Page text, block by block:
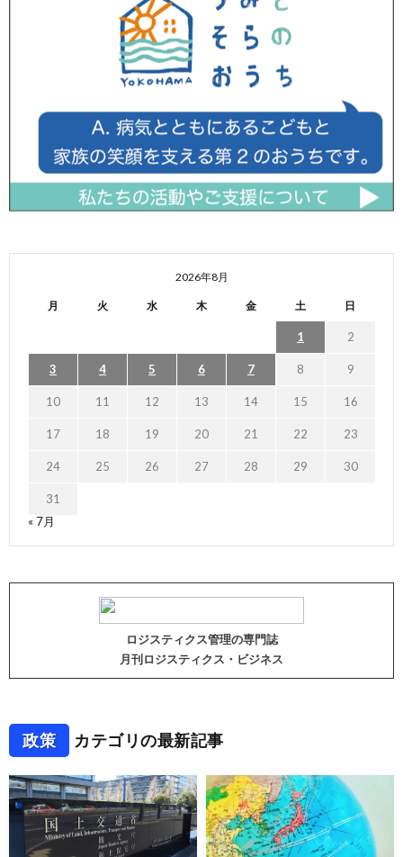
2026年8月
月 火 水 木 金 土 日
1 2
3 4 5 6 7 8 9
10 11 12 13 14 15 16
17 18 19 20 21 22 23
24 25 26 27 28 29 30
31
« 7月
ロジスティクス管理の専門誌
月刊ロジスティクス・ビジネス
政策 カテゴリの最新記事